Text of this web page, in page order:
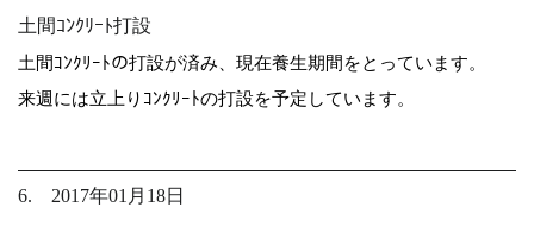
土間ｺﾝｸﾘｰﾄ打設
土間ｺﾝｸﾘｰﾄの打設が済み、現在養生期間をとっています。
来週には立上りｺﾝｸﾘｰﾄの打設を予定しています。
6. 2017年01月18日